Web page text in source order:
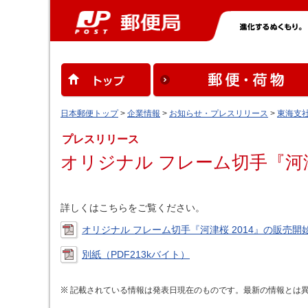
日本郵便トップ> 企業情報 > お知らせ・プレスリリース > 東海支
プレスリリース
オリジナル フレーム切手『
詳しくはこちらをご覧ください。
オリジナル フレーム切手『河津桜 2014』の販売開
別紙（PDF213kバイト）
記載されている情報は発表日現在のものです。最新の情報とは